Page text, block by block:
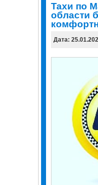
Taxи по
области
Дата: